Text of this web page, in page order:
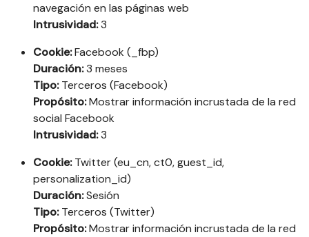
navegación en las páginas web
Intrusividad:3
Cookie:Facebook (_fbp)
Duración:3 meses
Tipo:Terceros (Facebook)
Propósito:Mostrar información incrustada de la red
social Facebook
Intrusividad:3
Cookie:Twitter (eu_cn, ct0, guest_id,
personalization_id)
Duración:Sesión
Tipo:Terceros (Twitter)
Propósito:Mostrar información incrustada de la red